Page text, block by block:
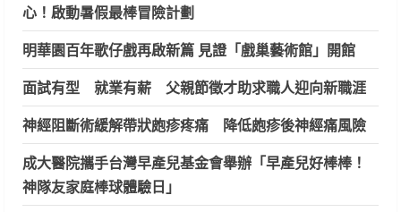
心！啟動暑假最棒冒險計劃
明華園百年歌仔戲再啟新篇 見證「戲巢藝術館」開館
面試有型 就業有薪 父親節徵才助求職人迎向新職涯
神經阻斷術緩解帶狀皰疹疼痛 降低皰疹後神經痛風險
成大醫院攜手台灣早產兒基金會舉辦「早產兒好棒棒！
神隊友家庭棒球體驗日」